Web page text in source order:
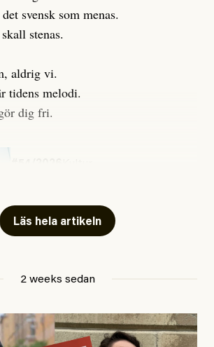
svensk som menas.
stenas.
aldrig vi.
tidens melodi.
dig fri.
Läs hela artikeln
2 weeks sedan